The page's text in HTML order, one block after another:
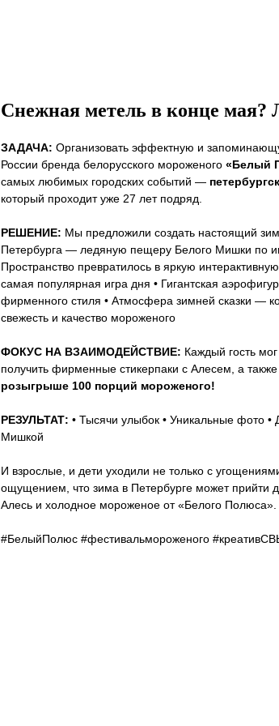
Снежная метель в конце мая?
ЗАДАЧА: Организовать эффектную и
России бренда белорусского мороженого «Белый
самых любимых городских событий —
который проходит уже 27 лет подряд.
РЕШЕНИЕ: Мы предложили создать настоящий
Петербурга — ледяную пещеру Белого Мишки по
Пространство превратилось в яркую
самая популярная игра дня • Гигантская
фирменного стиля • Атмосфера зимней сказки —
свежесть и качество мороженого
ФОКУС НА ВЗАИМОДЕЙСТВИЕ: Каждый гость мог
получить фирменные стикерпаки с Алесем, а также
розыгрыше 100 порций мороженого!
РЕЗУЛЬТАТ: • Тысячи улыбок • Уникальные фото
Мишкой
И взрослые, и дети уходили не только с
ощущением, что зима в Петербурге может прийти
Алесь и холодное мороженое от «Белого Полюса».
#БелыйПолюс #фестивальмороженого